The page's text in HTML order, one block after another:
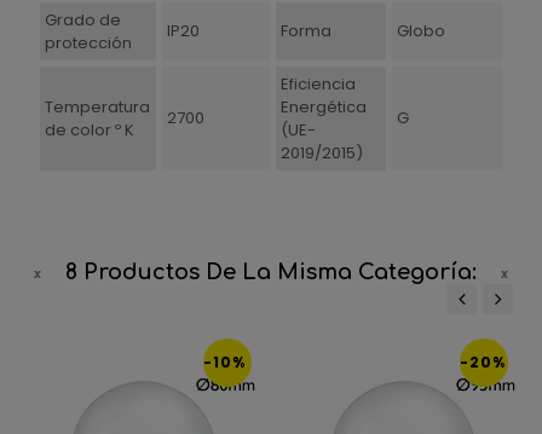
Grado de
protección
IP20 Forma Globo
Temperatura
de color º K
2700
Eficiencia
Energética
(UE-
2019/2015)
G
8 Productos De La Misma Categoría:
-10% -20%